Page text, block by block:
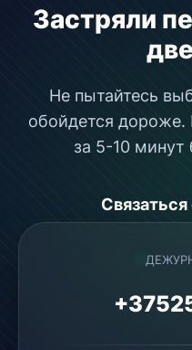
Застряли
Не пытайтесь
обойдется дороже.
за 5-10 минут